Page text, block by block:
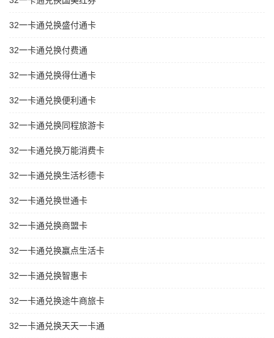
32一卡通兑换盛付通卡
32一卡通兑换付费通
32一卡通兑换得仕通卡
32一卡通兑换便利通卡
32一卡通兑换同程旅游卡
32一卡通兑换万能消费卡
32一卡通兑换生活杉德卡
32一卡通兑换世通卡
32一卡通兑换商盟卡
32一卡通兑换赢点生活卡
32一卡通兑换智惠卡
32一卡通兑换途牛商旅卡
32一卡通兑换天天一卡通